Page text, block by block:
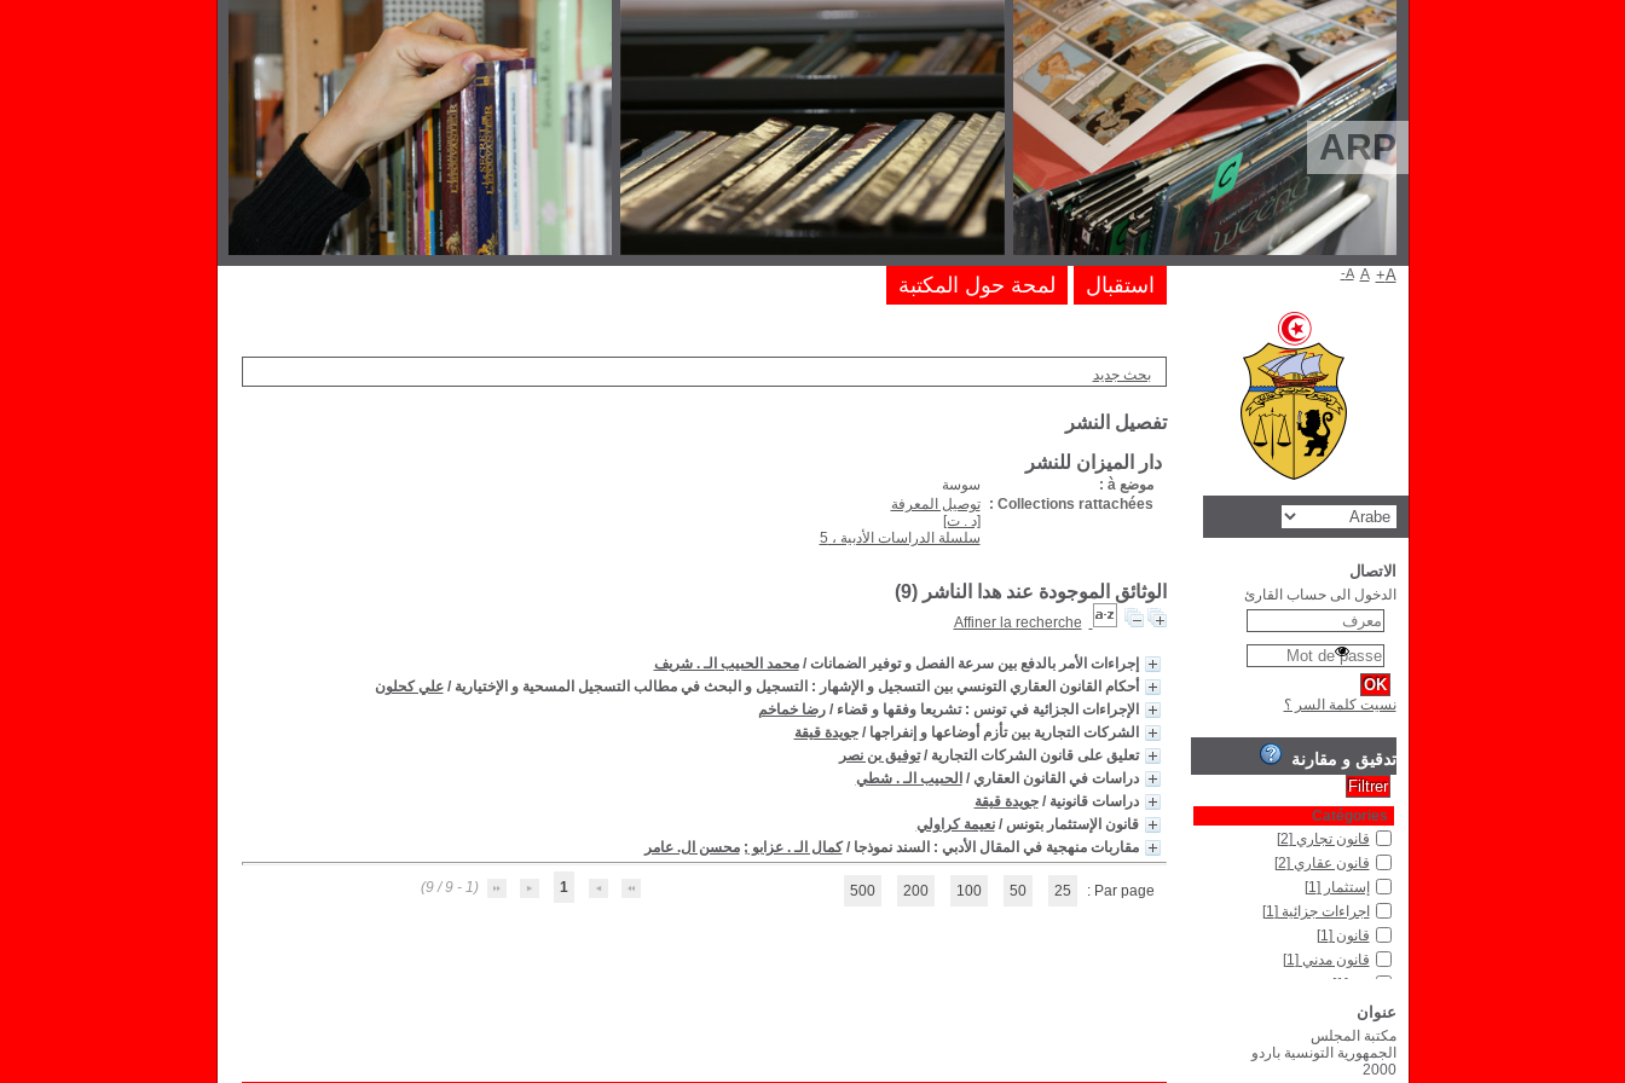
ARP
بحث جديد
تفصيل النشر
دار الميزان للنشر
موضع à :
سوسة
Collections rattachées :
توصيل المعرفة
[د . ت]
سلسلة الدراسات الأدبية ، 5
الوثائق الموجودة عند هدا الناشر (9
)
Affiner la recherche
إجراءات الأمر بالدفع بين سرعة الفصل و توفير الضمانات /محمد الحبيب الـ . شريف
أحكام القانون العقاري التونسي بين التسجيل و الإشهار : التسجيل و البحث في مطالب التسجيل المسحية و الإختيارية /علي كحلون
الإجراءات الجزائية في تونس : تشريعا وفقها و قضاء /رضا خماخم
الشركات التجارية بين تأزم أوضاعها و إنفراجها /جويدة قيقة
تعليق على قانون الشركات التجارية /توفيق بن نصر
دراسات في القانون العقاري / الحبيب الـ . شطي
دراسات قانونية /جويدة قيقة
قانون الإستثمار بتونس /نعيمة كراولي
مقاربات منهجية في المقال الأدبي : السند نموذجا /كمال الـ . عزابو ;محسن ال. عامر
1
(1 - 9 / 9) Par page :
25
50
100
200
500
استقبال لمحة حول المكتبة A- A A+
الاتصال
الدخول الى حساب القارئ
نسيت كلمة السر ؟
تدقيق و مقارنة
Catégories
قانون تجاري [2]
قانون عقاري [2]
إستثمار [1]
اجراءات جزائية [1]
قانون [1]
قانون مدني [1]
نقد[1]
عنوان
مكتبة المجلس
الجمهورية التونسية باردو
2000